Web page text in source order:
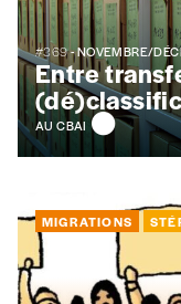
#369- NOVEMBRE/
Entre
AU CBAI
MIGRATIONS